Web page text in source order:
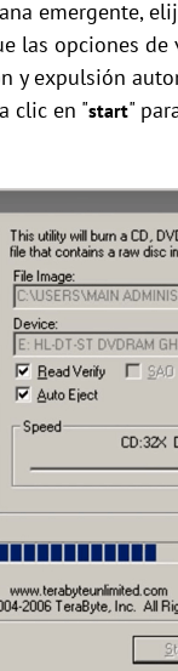
emergente,
las opciones de
y expulsión
clic en "start"